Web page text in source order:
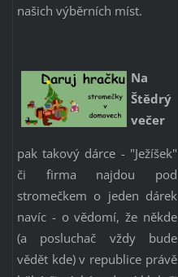
našich výběrních míst.
Na
Štědrý
večer
pak takový dárce - "Ježíšek"
či firma najdou pod
stromečkem o jeden dárek
navíc - o vědomí, že někde
(a posluchač vždy bude
vědět kde) v republice právě